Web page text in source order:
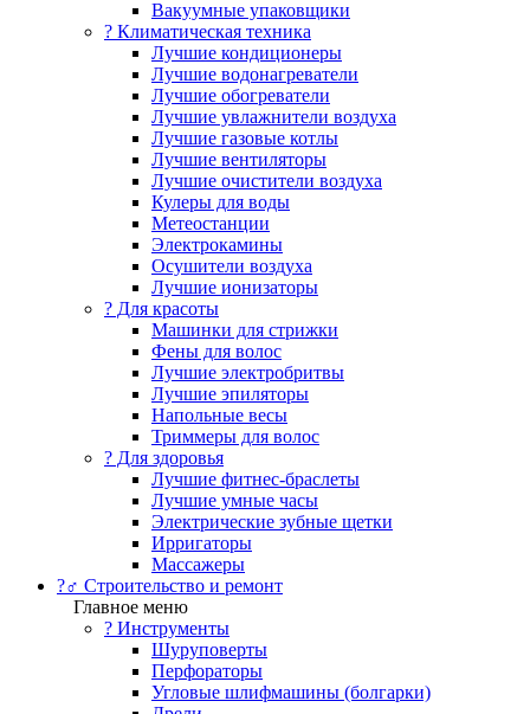
Вакуумные упаковщики
?️ Климатическая техника
Лучшие кондиционеры
Лучшие водонагреватели
Лучшие обогреватели
Лучшие увлажнители воздуха
Лучшие газовые котлы
Лучшие вентиляторы
Лучшие очистители воздуха
Кулеры для воды
Метеостанции
Электрокамины
Осушители воздуха
Лучшие ионизаторы
? Для красоты
Машинки для стрижки
Фены для волос
Лучшие электробритвы
Лучшие эпиляторы
Напольные весы
Триммеры для волос
? Для здоровья
Лучшие фитнес-браслеты
Лучшие умные часы
Электрические зубные щетки
Ирригаторы
Массажеры
?‍♂️ Строительство и ремонт
Главное меню
?️ Инструменты
Шуруповерты
Перфораторы
Угловые шлифмашины (болгарки)